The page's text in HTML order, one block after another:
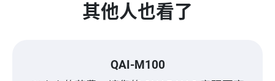
其他人也看了
QAI-M100